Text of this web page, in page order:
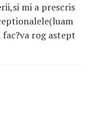
mi a prescris
rog astept